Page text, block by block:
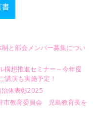
書
と部会メンバー募集につい
構想推進セミナー～今年度
講演も実施予定！
治体表彰2025
市教育委員会 児島教育長を